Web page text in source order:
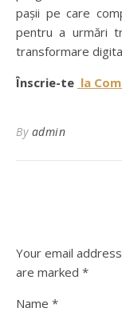
pașii pe care
pentru a urmări
transformare
Înscrie-te la
By admin
Your email
are marked *
Name *